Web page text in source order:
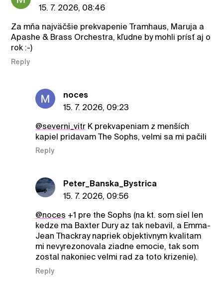
15. 7. 2026, 08:46
Za mňa najväčšie prekvapenie Tramhaus, Maruja a
Apashe & Brass Orchestra, kľudne by mohli prísť aj o
rok :-)
Reply
noces
15. 7. 2026, 09:23
@severni_vitrK prekvapeniam z menších
kapiel pridavam The Sophs, velmi sa mi pačili
Reply
Peter_Banska_Bystrica
15. 7. 2026, 09:56
@noces +1 pre the Sophs (na kt. som siel len
kedze ma Baxter Dury az tak nebavil, a Emma-
Jean Thackray napriek objektivnym kvalitam
mi nevyrezonovala ziadne emocie, tak som
zostal nakoniec velmi rad za toto krizenie).
Reply